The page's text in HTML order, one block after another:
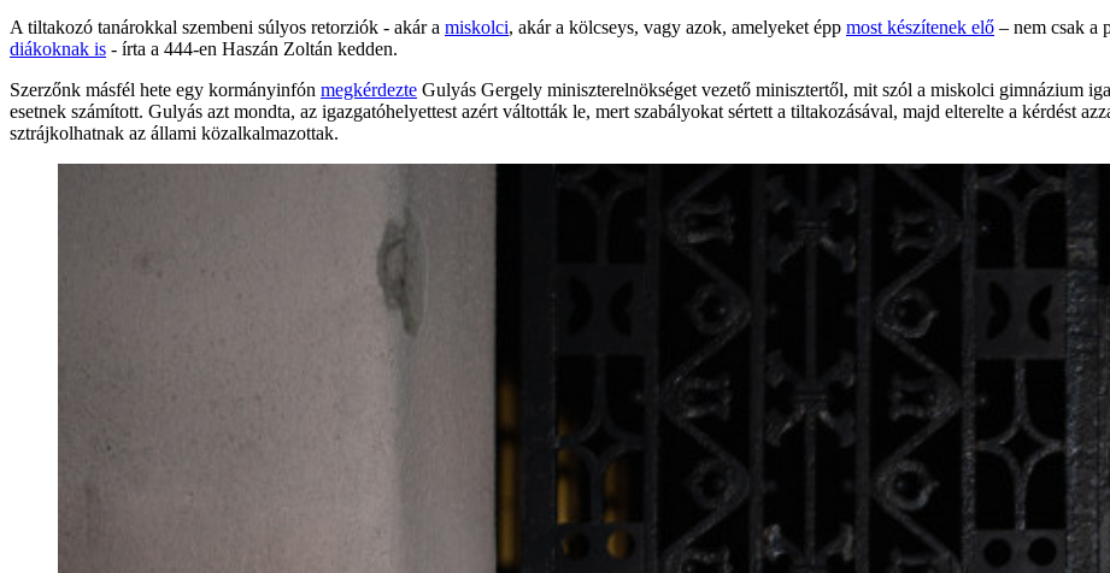
A tiltakozó tanárokkal szembeni súlyos retorziók - akár a miskolci, akár a kölcseys, vagy azok, amelyeket épp most készítenek elő – nem csak a
diákoknak is - írta a 444-en Haszán Zoltán kedden.
Szerzőnk másfél hete egy kormányinfón megkérdezte Gulyás Gergely miniszterelnökséget vezető minisztertől, mit szól a miskolci gimnázium
esetnek számított. Gulyás azt mondta, az igazgatóhelyettest azért váltották le, mert szabályokat sértett a tiltakozásával, majd elterelte a kérdést
sztrájkolhatnak az állami közalkalmazottak.